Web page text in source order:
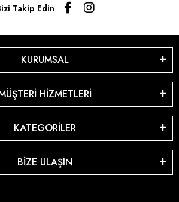
Takip Edin
KURUMSAL
HİZMETLERİ
KATEGORİLER
BİZE ULAŞIN